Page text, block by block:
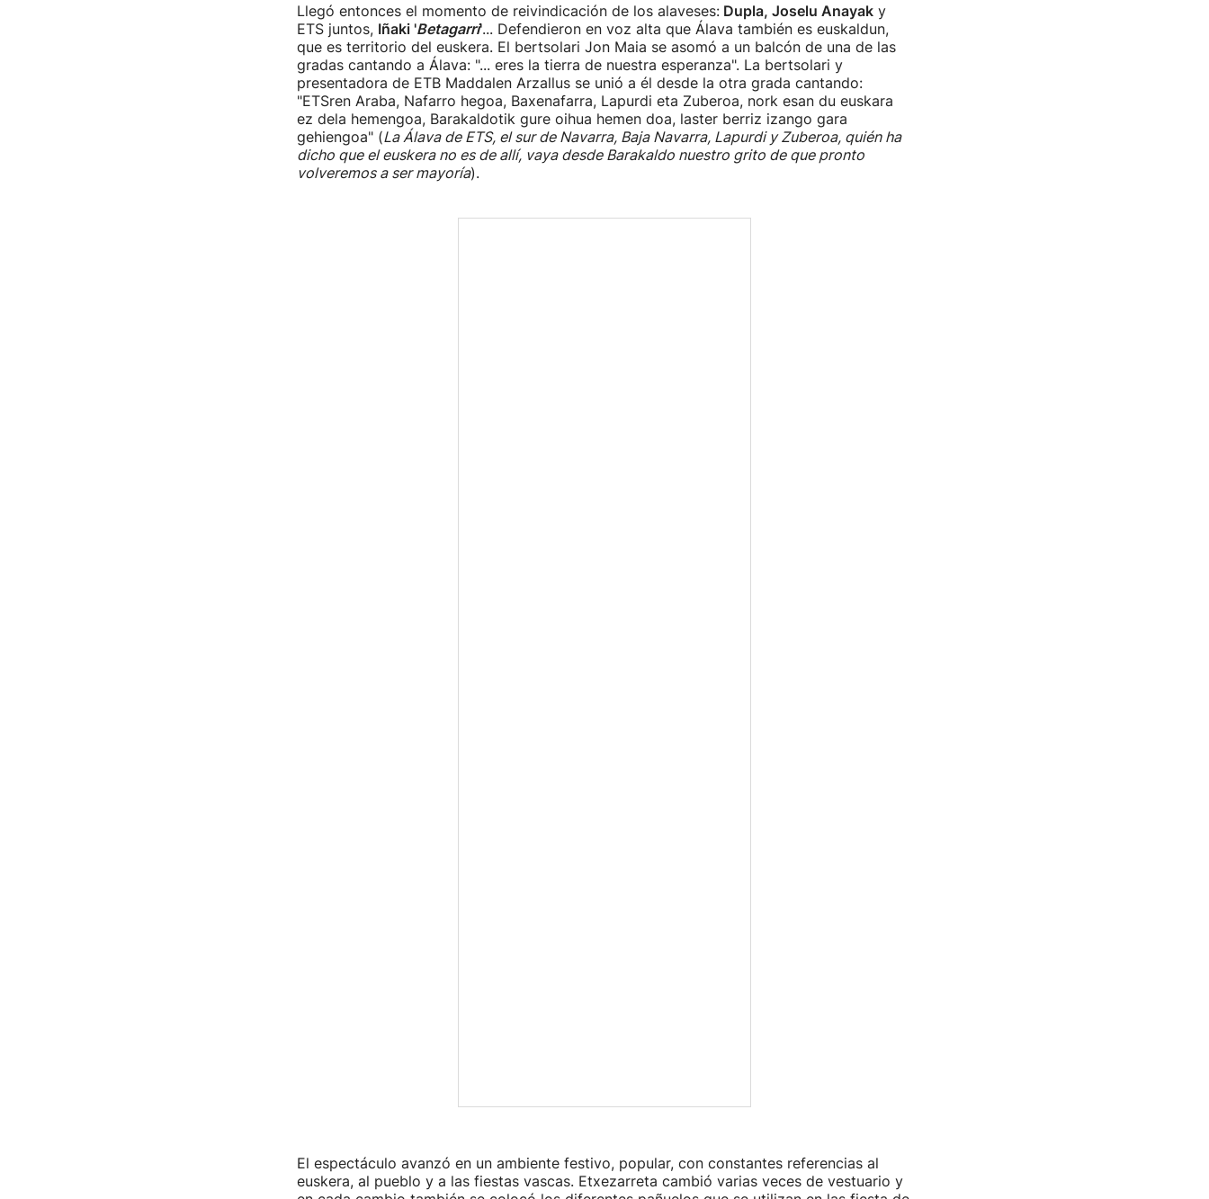
Llegó entonces el momento de reivindicación de los alaveses:Dupla, Joselu Anayaky
ETS juntos, Iñaki 'Betagarri'... Defendieron en voz alta que Álava también es euskaldun,
que es territorio del euskera. El bertsolari Jon Maia se asomó a un balcón de una de las
gradas cantando a Álava: "... eres la tierra de nuestra esperanza". La bertsolari y
presentadora de ETB Maddalen Arzallus se unió a él desde la otra grada cantando:
"ETSren Araba, Nafarro hegoa, Baxenafarra, Lapurdi eta Zuberoa, nork esan du euskara
ez dela hemengoa, Barakaldotik gure oihua hemen doa, laster berriz izango gara
gehiengoa" (La Álava de ETS, el sur de Navarra, Baja Navarra, Lapurdi y Zuberoa, quién ha
dicho que el euskera no es de allí, vaya desde Barakaldo nuestro grito de que pronto
volveremos a ser mayoría).
El espectáculo avanzó en un ambiente festivo, popular, con constantes referencias al
euskera, al pueblo y a las fiestas vascas. Etxezarreta cambió varias veces de vestuario y